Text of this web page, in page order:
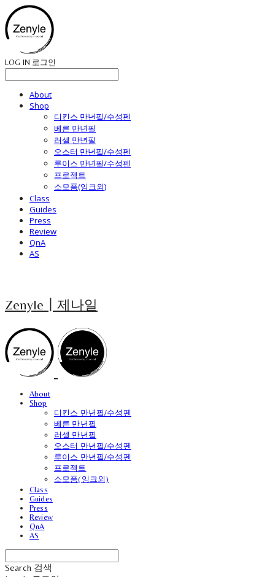
LOG IN 로그인
About
Shop
디킨스 만년필/수성펜
베른 만년필
러셀 만년필
오스터 만년필/수성펜
루이스 만년필/수성펜
프로젝트
소모품(잉크외)
Class
Guides
Press
Review
QnA
AS
Zenyle┃제나일
About
Shop
디킨스 만년필/수성펜
베른 만년필
러셀 만년필
오스터 만년필/수성펜
루이스 만년필/수성펜
프로젝트
소모품(잉크외)
Class
Guides
Press
Review
QnA
AS
Search 검색